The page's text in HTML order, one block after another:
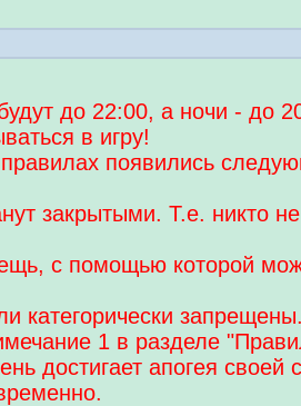
до 22:00, а ночи - до
в игру!
появились
закрытыми. Т.е. никто
с помощью которой
категорически
1 в разделе
достигает апогея